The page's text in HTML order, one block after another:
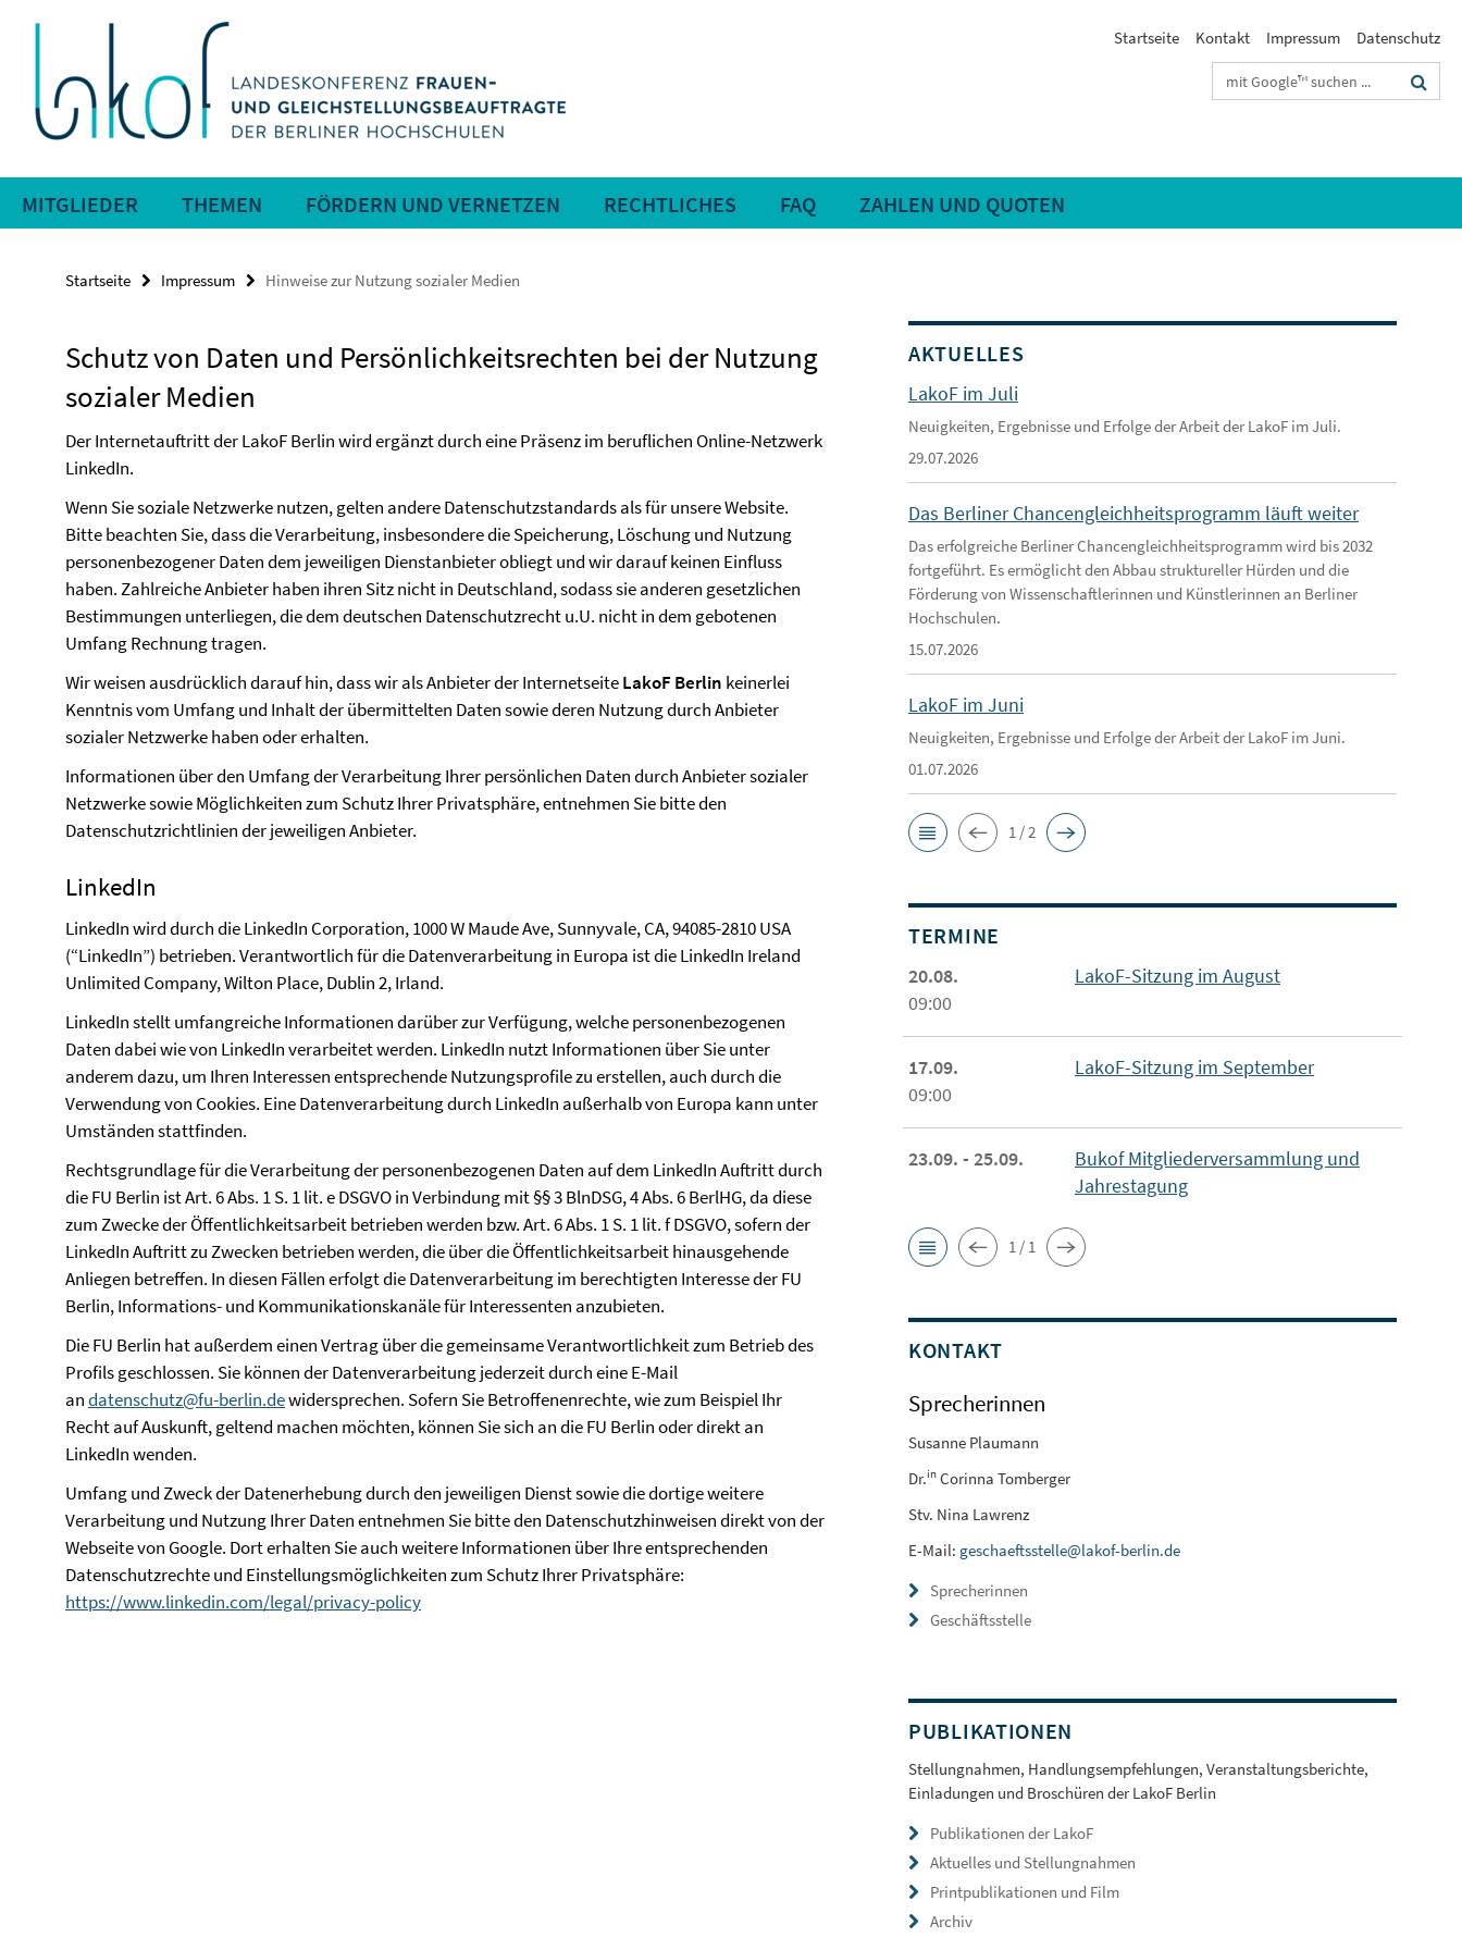
Navigation
Startseite Kontakt Impressum
Datenschutz
Suchbegriffe
MITGLIEDER THEMEN FÖRDERN UND VERNETZEN RECHTLICHES FAQ ZAHLEN UND QUOTEN
Startseite Impressum Hinweise zur Nutzung sozialer Medien
Schutz von Daten und Persönlichkeitsrechten bei der Nutzung
sozialer Medien
Der Internetauftritt der LakoF Berlin wird ergänzt durch eine Präsenz im beruflichen Online-Netzwerk
LinkedIn.
Wenn Sie soziale Netzwerke nutzen, gelten andere Datenschutzstandards als für unsere Website.
Bitte beachten Sie, dass die Verarbeitung, insbesondere die Speicherung, Löschung und Nutzung
personenbezogener Daten dem jeweiligen Dienstanbieter obliegt und wir darauf keinen Einfluss
haben. Zahlreiche Anbieter haben ihren Sitz nicht in Deutschland, sodass sie anderen gesetzlichen
Bestimmungen unterliegen, die dem deutschen Datenschutzrecht u.U. nicht in dem gebotenen
Umfang Rechnung tragen.
Wir weisen ausdrücklich darauf hin, dass wir als Anbieter der InternetseiteLakoF Berlin keinerlei
Kenntnis vom Umfang und Inhalt der übermittelten Daten sowie deren Nutzung durch Anbieter
sozialer Netzwerke haben oder erhalten.
Informationen über den Umfang der Verarbeitung Ihrer persönlichen Daten durch Anbieter sozialer
Netzwerke sowie Möglichkeiten zum Schutz Ihrer Privatsphäre, entnehmen Sie bitte den
Datenschutzrichtlinien der jeweiligen Anbieter.
LinkedIn
LinkedIn wird durch die LinkedIn Corporation, 1000 W Maude Ave, Sunnyvale, CA, 94085-2810 USA
(“LinkedIn”) betrieben. Verantwortlich für die Datenverarbeitung in Europa ist die LinkedIn Ireland
Unlimited Company, Wilton Place, Dublin 2, Irland.
LinkedIn stellt umfangreiche Informationen darüber zur Verfügung, welche personenbezogenen
Daten dabei wie von LinkedIn verarbeitet werden. LinkedIn nutzt Informationen über Sie unter
anderem dazu, um Ihren Interessen entsprechende Nutzungsprofile zu erstellen, auch durch die
Verwendung von Cookies. Eine Datenverarbeitung durch LinkedIn außerhalb von Europa kann unter
Umständen stattfinden.
Rechtsgrundlage für die Verarbeitung der personenbezogenen Daten auf dem LinkedIn Auftritt durch
die FU Berlin ist Art. 6 Abs. 1 S. 1 lit. e DSGVO in Verbindung mit §§ 3 BlnDSG, 4 Abs. 6 BerlHG, da diese
zum Zwecke der Öffentlichkeitsarbeit betrieben werden bzw. Art. 6 Abs. 1 S. 1 lit. f DSGVO, sofern der
LinkedIn Auftritt zu Zwecken betrieben werden, die über die Öffentlichkeitsarbeit hinausgehende
Anliegen betreffen. In diesen Fällen erfolgt die Datenverarbeitung im berechtigten Interesse der FU
Berlin, Informations- und Kommunikationskanäle für Interessenten anzubieten.
Die FU Berlin hat außerdem einen Vertrag über die gemeinsame Verantwortlichkeit zum Betrieb des
Profils geschlossen. Sie können der Datenverarbeitung jederzeit durch eine E-Mail
andatenschutz@fu-berlin.dewidersprechen. Sofern Sie Betroffenenrechte, wie zum Beispiel Ihr
Recht auf Auskunft, geltend machen möchten, können Sie sich an die FU Berlin oder direkt an
LinkedIn wenden.
Umfang und Zweck der Datenerhebung durch den jeweiligen Dienst sowie die dortige weitere
Verarbeitung und Nutzung Ihrer Daten entnehmen Sie bitte den Datenschutzhinweisen direkt von der
Webseite von Google. Dort erhalten Sie auch weitere Informationen über Ihre entsprechenden
Datenschutzrechte und Einstellungsmöglichkeiten zum Schutz Ihrer Privatsphäre:
https://www.linkedin.com/legal/privacy-policy
AKTUELLES
LakoF im Juli
Neuigkeiten, Ergebnisse und Erfolge der Arbeit der LakoF im Juli.
29.07.2026
Das Berliner Chancengleichheitsprogramm läuft weiter
Das erfolgreiche Berliner Chancengleichheitsprogramm wird bis 2032
fortgeführt. Es ermöglicht den Abbau struktureller Hürden und die
Förderung von Wissenschaftlerinnen und Künstlerinnen an Berliner
Hochschulen.
15.07.2026
LakoF im Juni
Neuigkeiten, Ergebnisse und Erfolge der Arbeit der LakoF im Juni.
01.07.2026
1 / 2
TERMINE
20.08.
09:00
LakoF-Sitzung im August
17.09.
09:00
LakoF-Sitzung im September
23.09. - 25.09.
Bukof Mitgliederversammlung und
Jahrestagung
1 / 1
KONTAKT
Sprecherinnen
Susanne Plaumann
Dr.in Corinna Tomberger
Stv. Nina Lawrenz
E-Mail: geschaeftsstelle@lakof-berlin.de
Sprecherinnen
Geschäftsstelle
PUBLIKATIONEN
Stellungnahmen, Handlungsempfehlungen, Veranstaltungsberichte,
Einladungen und Broschüren der LakoF Berlin
Publikationen der LakoF
Aktuelles und Stellungnahmen
Printpublikationen und Film
Archiv